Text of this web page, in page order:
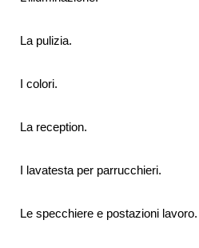
La pulizia.
I colori.
La reception.
I lavatesta per parrucchieri.
Le specchiere e postazioni lavoro.